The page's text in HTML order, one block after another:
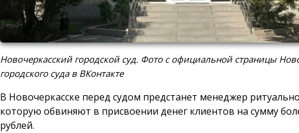
Новочеркасский городской суд. Фото с официальной страницы
городского суда в ВКонтакте
В Новочеркасске перед судом предстанет менеджер
которую обвиняют в присвоении денег клиентов на сумму
рублей.